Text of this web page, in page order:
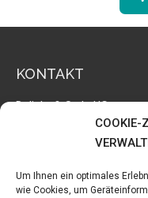
COOKIE-
Um Ihnen ein optimales
wie Cookies, um
KONTAKT
Delight & Style UG
29313 Hambühren
E-Mail: